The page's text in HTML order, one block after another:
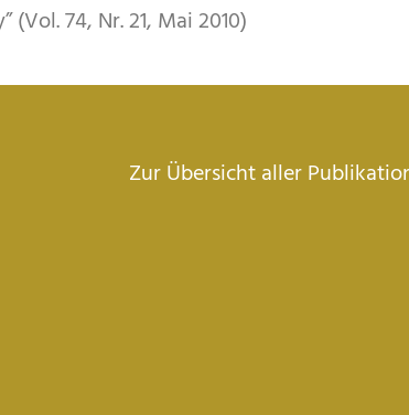
74, Nr. 21, Mai 2010)
Zur Übersicht aller